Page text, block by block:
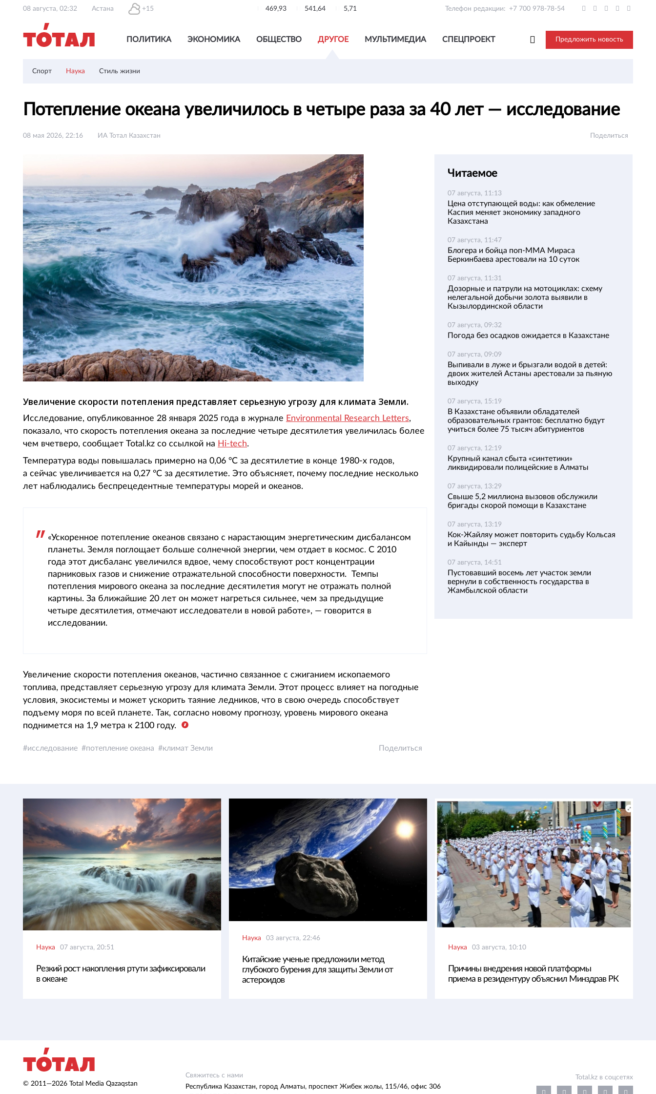
08 августа, 02:32 Астана +15 469,93 541,64 5,71 Телефон редакции: +7 700 978-78-54
ПОЛИТИКА ЭКОНОМИКА ОБЩЕСТВО ДРУГОЕ МУЛЬТИМЕДИА СПЕЦПРОЕКТ Предложить новость
Спорт Наука Стиль жизни
Потепление океана увеличилось в четыре раза за 40 лет — исследование
08 мая 2026, 22:16 ИА Тотал Казахстан Поделиться
Увеличение скорости потепления представляет серьезную угрозу для климата Земли.
Исследование, опубликованное 28 января 2025 года в журнале Environmental Research Letters,
показало, что скорость потепления океана за последние четыре десятилетия увеличилась более
чем вчетверо, сообщает Total.kz со ссылкой на Hi-tech.
Температура воды повышалась примерно на 0,06 °С за десятилетие в конце 1980-х годов,
а сейчас увеличивается на 0,27 °С за десятилетие. Это объясняет, почему последние несколько
лет наблюдались беспрецедентные температуры морей и океанов.
«Ускоренное потепление океанов связано с нарастающим энергетическим дисбалансом
планеты. Земля поглощает больше солнечной энергии, чем отдает в космос. С 2010
года этот дисбаланс увеличился вдвое, чему способствуют рост концентрации
парниковых газов и снижение отражательной способности поверхности. Темпы
потепления мирового океана за последние десятилетия могут не отражать полной
картины. За ближайшие 20 лет он может нагреться сильнее, чем за предыдущие
четыре десятилетия, отмечают исследователи в новой работе», — говорится в
исследовании.
Увеличение скорости потепления океанов, частично связанное с сжиганием ископаемого
топлива, представляет серьезную угрозу для климата Земли. Этот процесс влияет на погодные
условия, экосистемы и может ускорить таяние ледников, что в свою очередь способствует
подъему моря по всей планете. Так, согласно новому прогнозу, уровень мирового океана
поднимется на 1,9 метра к 2100 году.
исследование потепление океана климат Земли Поделиться
Читаемое
07 августа, 11:13
Цена отступающей воды: как обмеление
Каспия меняет экономику западного
Казахстана
07 августа, 11:47
Блогера и бойца поп-ММА Мираса
Беркинбаева арестовали на 10 суток
07 августа, 11:31
Дозорные и патрули на мотоциклах: схему
нелегальной добычи золота выявили в
Кызылординской области
07 августа, 09:32
Погода без осадков ожидается в Казахстане
07 августа, 09:09
Выпивали в луже и брызгали водой в детей:
двоих жителей Астаны арестовали за пьяную
выходку
07 августа, 15:19
В Казахстане объявили обладателей
образовательных грантов: бесплатно будут
учиться более 75 тысяч абитуриентов
07 августа, 12:19
Крупный канал сбыта «синтетики»
ликвидировали полицейские в Алматы
07 августа, 13:29
Свыше 5,2 миллиона вызовов обслужили
бригады скорой помощи в Казахстане
07 августа, 13:19
Кок-Жайляу может повторить судьбу Кольсая
и Кайынды — эксперт
07 августа, 14:51
Пустовавший восемь лет участок земли
вернули в собственность государства в
Жамбылской области
Наука 07 августа, 20:51
Резкий рост накопления ртути зафиксировали
в океане
Наука 03 августа, 22:46
Китайские ученые предложили метод
глубокого бурения для защиты Земли от
астероидов
Наука 03 августа, 10:10
Причины внедрения новой платформы
приема в резидентуру объяснил Минздрав РК
© 2011—2026 Total Media Qazaqstan
Свяжитесь с нами
Республика Казахстан, город Алматы, проспект Жибек жолы, 115/46, офис 306
Total.kz в соцсетях